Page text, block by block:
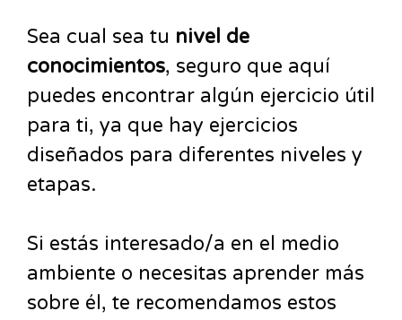
Sea cual sea tu nivel de
conocimientos, seguro que aquí
puedes encontrar algún ejercicio útil
para ti, ya que hay ejercicios
diseñados para diferentes niveles y
etapas.
Si estás interesado/a en el medio
ambiente o necesitas aprender más
sobre él, te recomendamos estos